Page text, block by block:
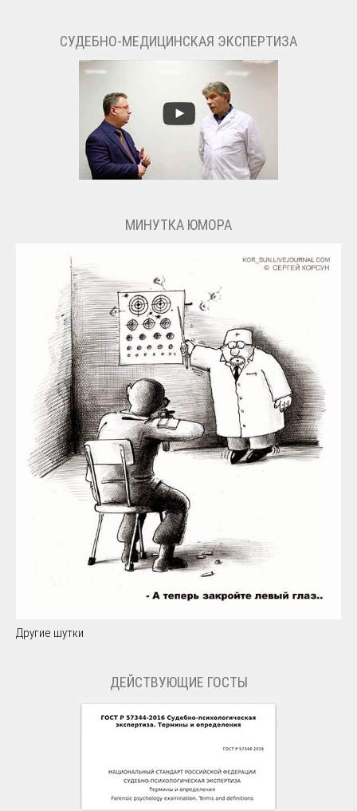
СУДЕБНО-МЕДИЦИНСКАЯ ЭКСПЕРТИЗА
МИНУТКА ЮМОРА
Другие шутки
ДЕЙСТВУЮЩИЕ ГОСТЫ